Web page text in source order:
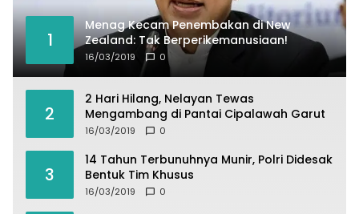
1
Menag Kecam Penembakan di New
Zealand: Tak Berperikemanusiaan!
16/03/2019 0
2
2 Hari Hilang, Nelayan Tewas
Mengambang di Pantai Cipalawah Garut
16/03/2019 0
3
14 Tahun Terbunuhnya Munir, Polri Didesak
Bentuk Tim Khusus
16/03/2019 0